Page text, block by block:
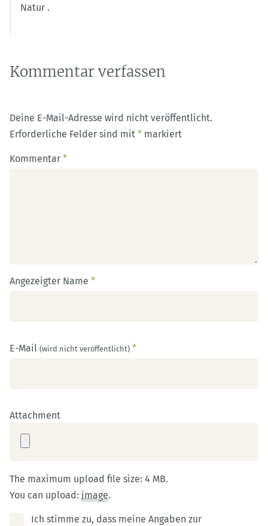
Natur .
Kommentar verfassen
Deine E-Mail-Adresse wird nicht veröffentlicht.
Erforderliche Felder sind mit * markiert
Kommentar *
Angezeigter Name *
E-Mail (wird nicht veröffentlicht) *
Ich stimme zu, dass meine Angaben zur
Attachment
The maximum upload file size: 4 MB.
You can upload: image.